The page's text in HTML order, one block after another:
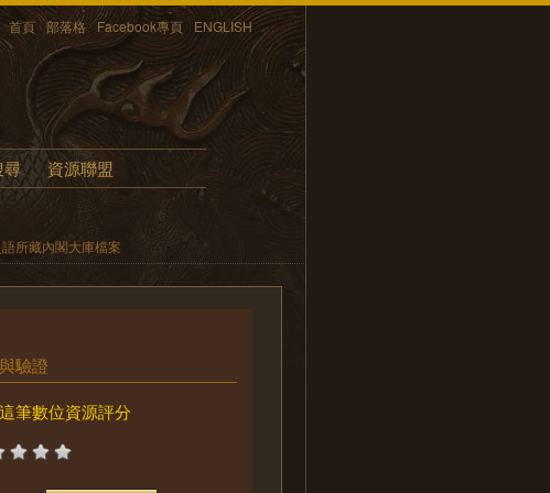
首頁 部落格 Facebook專頁 ENGLISH
尋 資源聯盟
所藏內閣大庫檔案
驗證
筆數位資源評分